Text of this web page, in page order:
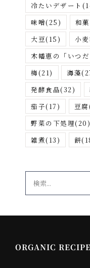
冷たいデザート
味噌(25) 和
大豆(15) 小
木幡恵の「いつ
梅(21) 海藻
発酵食品(32)
茄子(17) 豆腐
野菜の下処理(20)
雑煮(13) 餅
ORGANIC